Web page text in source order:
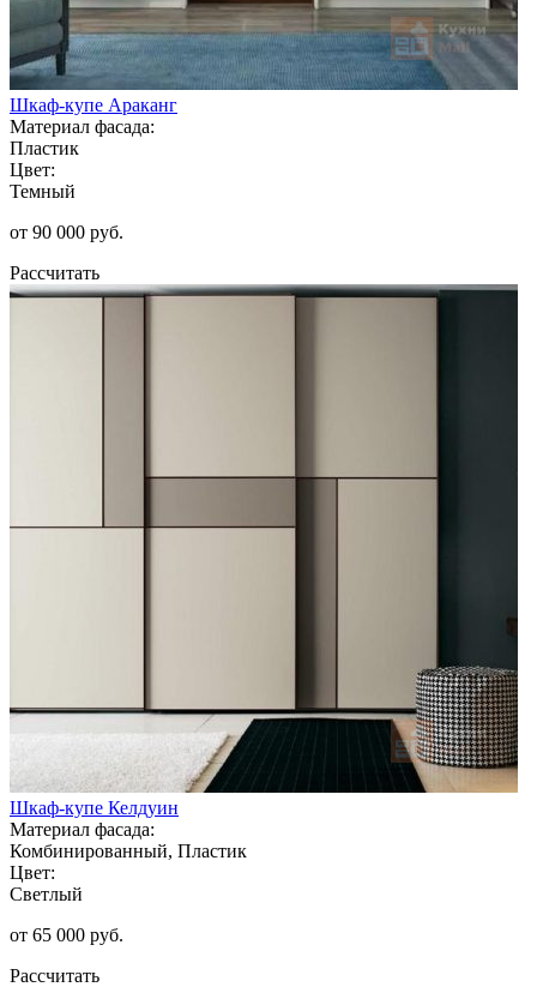
Шкаф-купе Араканг
Материал фасада:
Пластик
Цвет:
Темный
от 90 000 руб.
Рассчитать
Шкаф-купе Келдуин
Материал фасада:
Комбинированный, Пластик
Цвет:
Светлый
от 65 000 руб.
Рассчитать